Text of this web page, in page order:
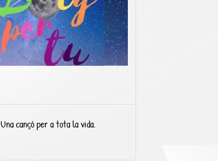
Una cançó per a tota la vida.